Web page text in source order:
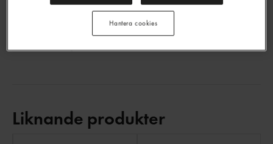
LOGGA IN
Liknande produkter
Hantera cookies